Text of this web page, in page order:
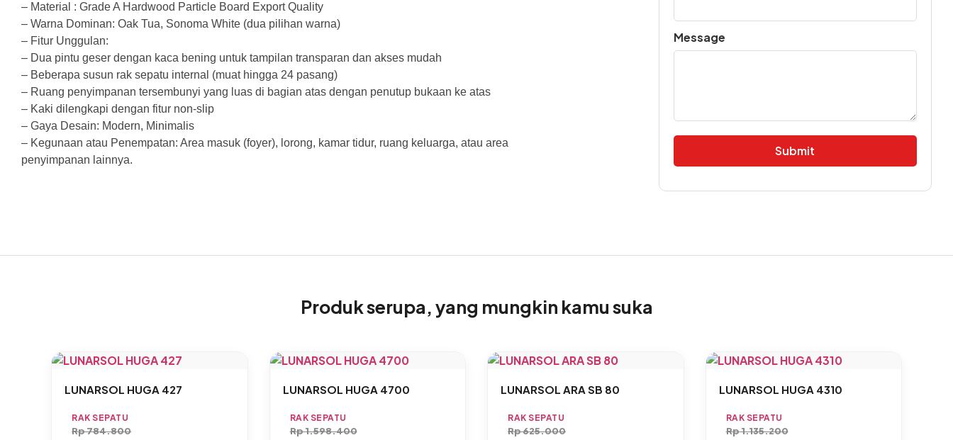
– Material : Grade A Hardwood Particle Board Export Quality
– Warna Dominan: Oak Tua, Sonoma White (dua pilihan warna)
– Fitur Unggulan:
– Dua pintu geser dengan kaca bening untuk tampilan transparan dan akses mudah
– Beberapa susun rak sepatu internal (muat hingga 24 pasang)
– Ruang penyimpanan tersembunyi yang luas di bagian atas dengan penutup bukaan ke atas
– Kaki dilengkapi dengan fitur non-slip
– Gaya Desain: Modern, Minimalis
– Kegunaan atau Penempatan: Area masuk (foyer), lorong, kamar tidur, ruang keluarga, atau area
penyimpanan lainnya.
Message
Produk serupa, yang mungkin kamu suka
LUNARSOL HUGA 427
RAK SEPATU
Rp784.800
LUNARSOL HUGA 4700
RAK SEPATU
Rp1.598.400
LUNARSOL ARA SB 80
RAK SEPATU
Rp625.000
LUNARSOL HUGA 4310
RAK SEPATU
Rp1.135.200